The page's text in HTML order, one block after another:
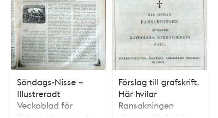
Söndags-Nisse –
Illustreradt
Veckoblad för
Förslag till grafskrift.
Här hvilar
Ransakningen